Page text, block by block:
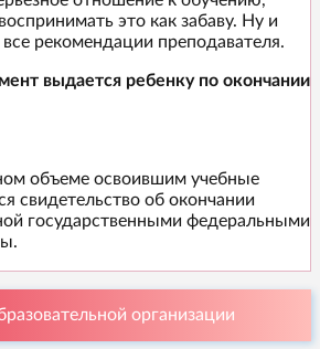
это как забаву. Ну и
рекомендации преподавателя.
выдается ребенку по окончании
объеме освоившим учебные
свидетельство об окончании
государственными федеральными
организации